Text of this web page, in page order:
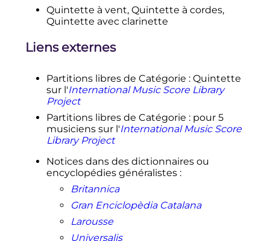
Quintette à vent, Quintette à cordes,
Quintette avec clarinette
Liens externes
Partitions libres de Catégorie : Quintette
sur l'International Music Score Library
Project
Partitions libres de Catégorie : pour 5
musicienssur l'International Music Score
Library Project
Notices dans des dictionnaires ou
encyclopédies généralistes:
Britannica
Gran Enciclopèdia Catalana
Larousse
Universalis